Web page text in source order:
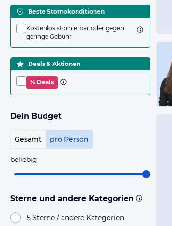
Beste Stornokonditionen
Kostenlos stornierbar oder gegen
geringe Gebühr
Deals & Aktionen
% Deals
Dein Budget
Gesamt pro Person
beliebig
Sterne und andere Kategorien
5 Sterne / andere Kategorien